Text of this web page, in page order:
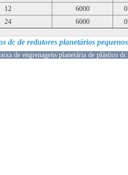
12 6000
24 6000
dc de redutores planetários
de engrenagens planetária de plástico